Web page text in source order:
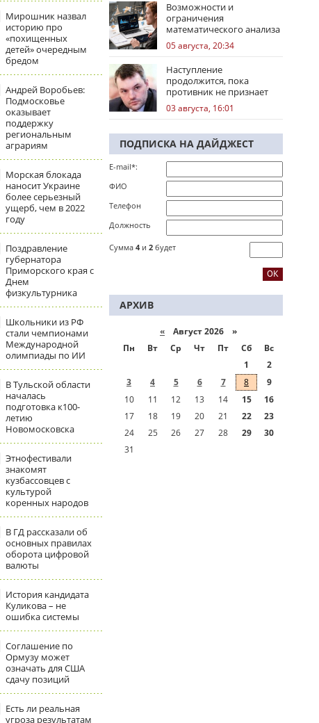
Мирошник назвал
историю про
«похищенных
детей» очередным
бредом
Андрей Воробьев:
Подмосковье
оказывает
поддержку
региональным
аграриям
Морская блокада
наносит Украине
более серьезный
ущерб, чем в 2022
году
Поздравление
губернатора
Приморского края с
Днем
физкультурника
Школьники из РФ
стали чемпионами
Международной
олимпиады по ИИ
В Тульской области
началась
подготовка к100-
летию
Новомосковска
Этнофестивали
знакомят
кузбассовцев с
культурой
коренных народов
В ГД рассказали об
основных правилах
оборота цифровой
валюты
История кандидата
Куликова – не
ошибка системы
Соглашение по
Ормузу может
означать для США
сдачу позиций
Есть ли реальная
угроза результатам
Возможности и
ограничения
математического анализа
избирательных кампаний
05 августа, 20:34
Наступление
продолжится, пока
противник не признает
стратегическое
поражение
03 августа, 16:01
ПОДПИСКА НА ДАЙДЖЕСТ
E-mail*:
ФИО
Телефон
Должность
Сумма 4 и 2 будет
АРХИВ
« Август 2026 »
Пн
Вт Ср Чт Пт Сб
Вс
1
2
3
4 5 6 7 8
9
10
11 12 13 14 15
16
17
18 19 20 21 22
23
24
25 26 27 28 29
30
31